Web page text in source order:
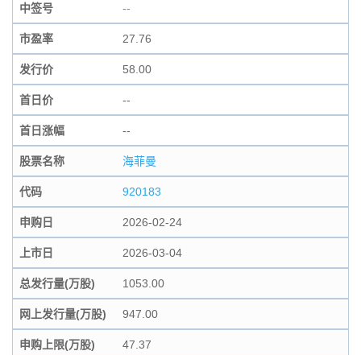
中签号 --
市盈率 27.76
发行价 58.00
首日价 --
首日涨幅 --
股票名称 海菲曼
代码 920183
申购日 2026-02-24
上市日 2026-03-04
总发行量(万股) 1053.00
网上发行量(万股) 947.00
申购上限(万股) 47.37